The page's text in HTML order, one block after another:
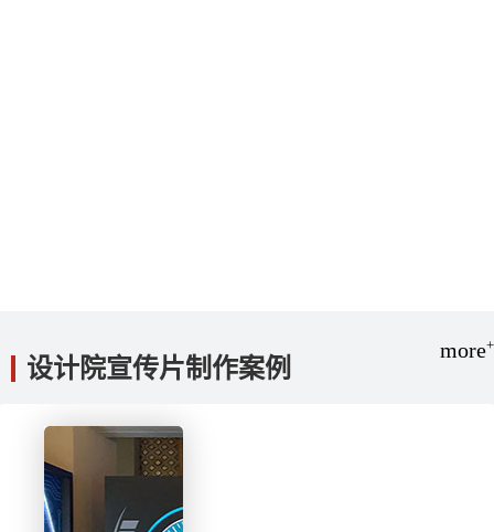
设计院宣传片制作案例
more+